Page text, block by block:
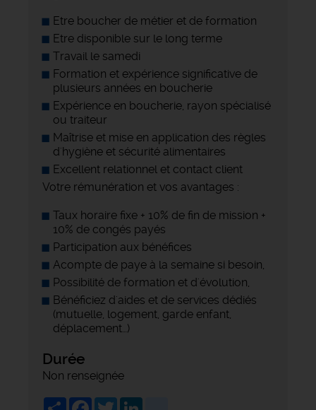
Etre boucher de métier et de formation
Etre disponible sur le long terme
Travail le samedi
Formation et expérience significative de
plusieurs années en boucherie
Expérience en boucherie, rayon spécialisé
ou traiteur
Maîtrise et mise en application des règles
d'hygiène et sécurité alimentaires
Excellent relationnel et contact client
Votre rémunération et vos avantages :
Taux horaire fixe + 10% de fin de mission +
10% de congés payés
Participation aux bénéfices
Acompte de paye à la semaine si besoin,
Possibilité de formation et d'évolution,
Bénéficiez d'aides et de services dédiés
(mutuelle, logement, garde enfant,
déplacement…)
Durée
Non renseignée
ShareFacebook
Twitter